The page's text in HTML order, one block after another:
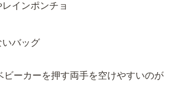
インポンチョ
いバッグ
ビーカーを押す両手を空けやすいのが